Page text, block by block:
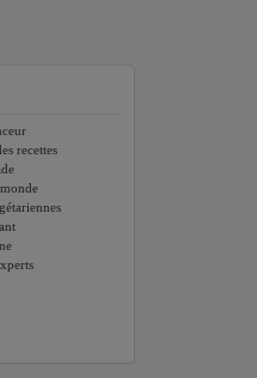
recettes